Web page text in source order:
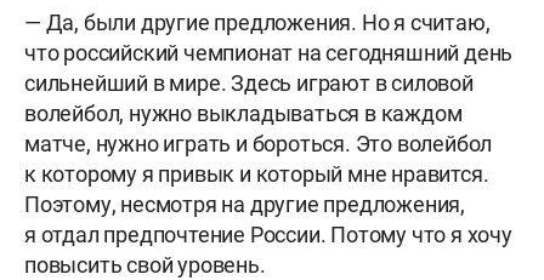
— Да, были другие предложения. Но я считаю,
что российский чемпионат на сегодняшний день
сильнейший в мире. Здесь играют в силовой
волейбол, нужно выкладываться в каждом
матче, нужно играть и бороться. Это волейбол
к которому я привык и который мне нравится.
Поэтому, несмотря на другие предложения,
я отдал предпочтение России. Потому что я хочу
повысить свой уровень.